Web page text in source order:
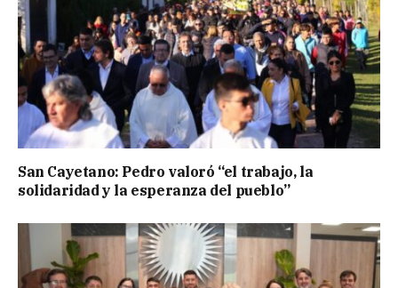
San Cayetano: Pedro valoró “el trabajo, la
solidaridad y la esperanza del pueblo”